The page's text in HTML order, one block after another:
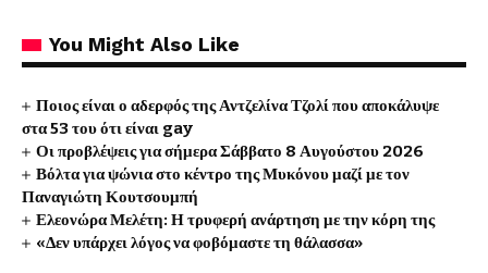
You Might Also Like
Ποιος είναι ο αδερφός της Αντζελίνα Τζολί που αποκάλυψε
στα 53 του ότι είναι gay
Οι προβλέψεις για σήμερα Σάββατο 8 Αυγούστου 2026
Βόλτα για ψώνια στο κέντρο της Μυκόνου μαζί με τον
Παναγιώτη Κουτσουμπή
Ελεονώρα Μελέτη: Η τρυφερή ανάρτηση με την κόρη της
«Δεν υπάρχει λόγος να φοβόμαστε τη θάλασσα»